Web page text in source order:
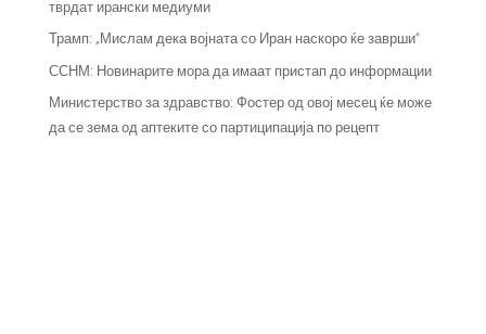
тврдат ирански медиуми
Трамп: „Мислам дека војната со Иран наскоро ќе заврши“
ССНМ: Новинарите мора да имаат пристап до информации
Министерство за здравство: Фостер од овој месец ќе може
да се зема од аптеките со партиципација по рецепт